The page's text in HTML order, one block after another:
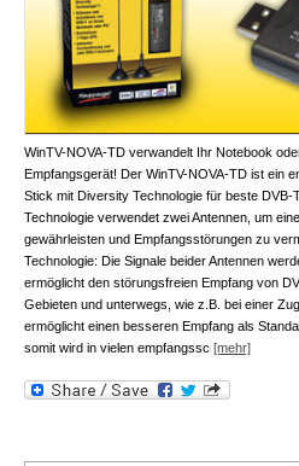
WinTV-NOVA-TD verwandelt Ihr Notebook
Empfangsgerät! Der WinTV-NOVA-TD ist ein
Stick mit Diversity Technologie für beste
Technologie verwendet zwei Antennen, um
gewährleisten und Empfangsstörungen zu
Technologie: Die Signale beider Antennen
ermöglicht den störungsfreien Empfang von
Gebieten und unterwegs, wie z.B. bei einer
ermöglicht einen besseren Empfang als
somit wird in vielen empfangssc [mehr]